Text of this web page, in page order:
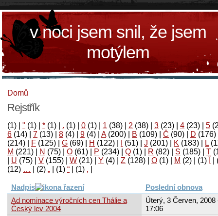
v noci jsem snil, že jsem
motýlem
Domů
Rejstřík
(1) " (1) * (1) . (1) 0 (1) 1 (38) 2 (38) 3 (23) 4 (23) 5
6 (14) 7 (13) 8 (4) 9 (4) A(200) B (109) Č (90) D (176)
(214)
F (125) G (69) H (122) (51) J (201) K (183) L
M (221) N (75) O (61) P (234) Q (1) R (82) S (185) T
U (75) V (155) W (21) Y (4) Z (128) Ο (1) М (2)
(1)
‚
(1)
“
(1)
„
(2)
…
(12)
Nadpis
Poslední obnova
Ad nominace výročních cen Thálie a
Český lev 2004
Úterý, 3 Červen, 2008
17:06